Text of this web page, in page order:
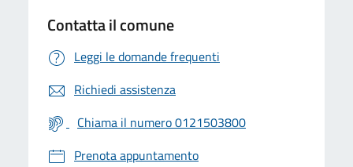
Contatta il comune
Leggi le domande frequenti
Richiedi assistenza
Chiama il numero 0121503800
Prenota appuntamento